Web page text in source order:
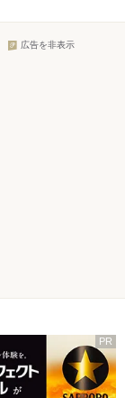
広告を非表示
PR